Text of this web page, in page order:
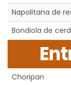
Napolitana de
Bondiola de
Choripan